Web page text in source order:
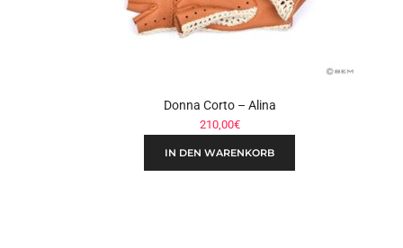
Donna Corto – Alina
210,00€
IN DEN WARENKORB